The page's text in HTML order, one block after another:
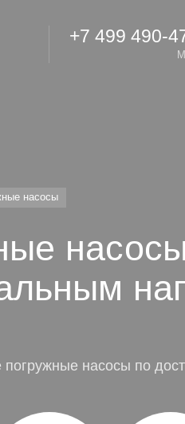
+7 499 490-
насосы
насосы по